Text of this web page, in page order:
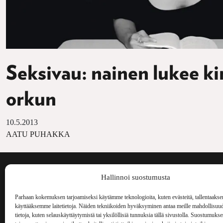
Hallinnoi suostumusta
Parhaan kokemuksen tarjoamiseksi käytämme teknologioita, kuten evästeitä,
käyttääksemme laitetietoja. Näiden tekniikoiden hyväksyminen antaa meille
tietoja, kuten selauskäyttäytymistä tai yksilöllisiä tunnuksia tällä sivustolla.
Seksivau: nainen lukee
orkun
10.5.2013
AATU PUHAKKA
Voima Kustannus
Vellamonkatu 30 B 3 krs.
Voima on
kulttuurilehti.
aiheita niin
ilmestynyt